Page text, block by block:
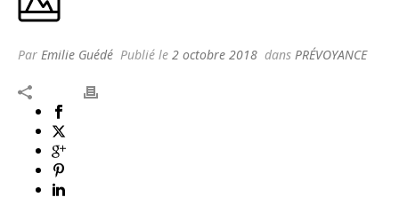
Par Emilie Guédé Publié le 2 octobre 2018 dans PRÉVOYANCE